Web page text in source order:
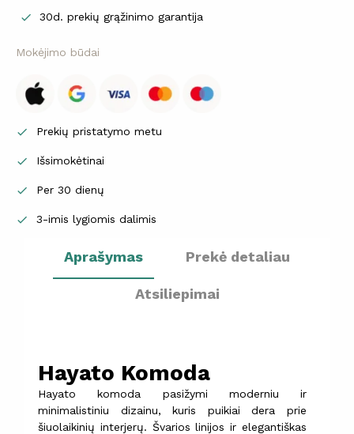
 30d. prekių grąžinimo garantija
Mokėjimo būdai
 Prekių pristatymo metu
 Išsimokėtinai
 Per 30 dienų
 3-imis lygiomis dalimis
Aprašymas Prekė detaliau
Atsiliepimai
Hayato Komoda
Hayato komoda pasižymi moderniu ir
minimalistiniu dizainu, kuris puikiai dera prie
šiuolaikinių interjerų. Švarios linijos ir elegantiškas